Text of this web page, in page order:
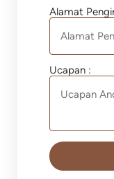
Alamat
Ucapan :